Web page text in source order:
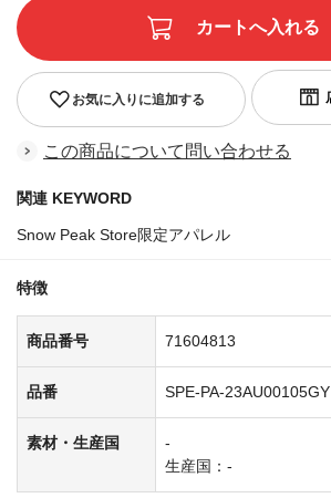
お気に入りに追加する
この商品について問い合わせる
関連 KEYWORD
Snow Peak Store限定アパレル
特徴
商品番号 71604813
品番 SPE-PA-23AU00105GY
素材・生産国
-
生産国：-